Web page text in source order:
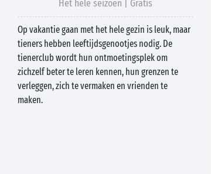
Het hele seizoen | Gratis
Op vakantie gaan met het hele gezin is leuk, maar
tieners hebben leeftijdsgenootjes nodig. De
tienerclub wordt hun ontmoetingsplek om
zichzelf beter te leren kennen, hun grenzen te
verleggen, zich te vermaken en vrienden te
maken.